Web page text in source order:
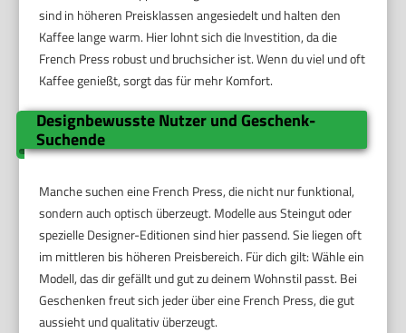
sind in höheren Preisklassen angesiedelt und halten den
Kaffee lange warm. Hier lohnt sich die Investition, da die
French Press robust und bruchsicher ist. Wenn du viel und oft
Kaffee genießt, sorgt das für mehr Komfort.
Designbewusste Nutzer und Geschenk-
Suchende
Manche suchen eine French Press, die nicht nur funktional,
sondern auch optisch überzeugt. Modelle aus Steingut oder
spezielle Designer-Editionen sind hier passend. Sie liegen oft
im mittleren bis höheren Preisbereich. Für dich gilt: Wähle ein
Modell, das dir gefällt und gut zu deinem Wohnstil passt. Bei
Geschenken freut sich jeder über eine French Press, die gut
aussieht und qualitativ überzeugt.